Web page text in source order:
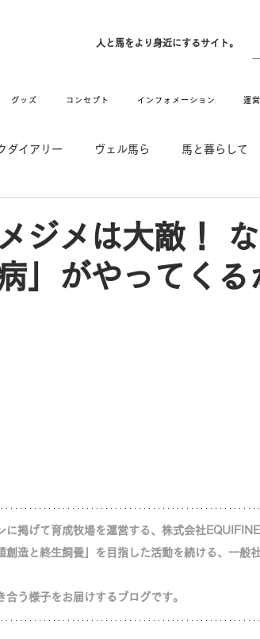
人と馬をより身近にするサイト。
グッズ コンセプト インフォメーション 運
ダイアリー ヴェル馬ら 馬と暮らして
New Long Hit
ジメは大敵！
」がやってく
に掲げて育成牧場を運営する、株式会社EQUIFINE
創造と終生飼養」を目指した活動を続ける、 一般
う様子をお届けするブログです。